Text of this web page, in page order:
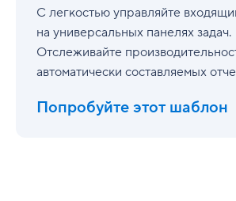
С легкостью управляйте
на универсальных панелях задач.
Отслеживайте
автоматически составляемых
Попробуйте этот шаблон